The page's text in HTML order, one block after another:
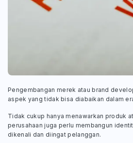
Pengembangan merek atau brand
aspek yang tidak bisa diabaikan dalam
Tidak cukup hanya menawarkan produk
perusahaan juga perlu membangun
dikenali dan diingat pelanggan.